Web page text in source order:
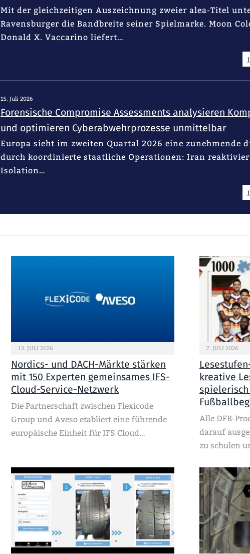
Mit der gleichzeitigen Auszeichnung zweier alea-Titel
Ravensburger die Bandbreite seiner Spielmarke. Moon
Donald X. Vaccarino liefert…
15. Juli 2026
Forensische Compromise Assessments analysieren
und optimieren Cyberabwehrprozesse unmittelbar
Europa sieht im zweiten Quartal 2026 eine zunehmende
durch koordinierte staatliche Operationen: Iran
Isolation…
13. JULI 2026
Nordics- und DACH-Märkte stärken
mit 150 Experten gemeinsames IFS-
Cloud-Service-Netzwerk
Die Partnerschaft zwischen Flexicode
Group und Aveso etabliert eine führende
europäische Einheit für IFS Cloud…
7. JULI 2026
kreative
Alle DFB-
darauf
zu schulen